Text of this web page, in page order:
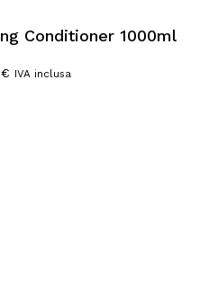
Conditioner 1000ml
€ IVA inclusa